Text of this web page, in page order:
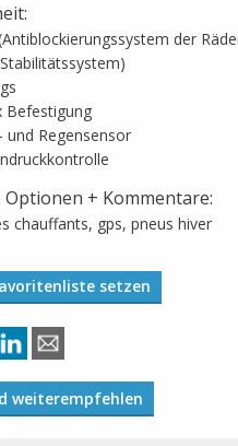
:
der
Befestigung
und Regensensor
Optionen + Kommentare:
chauffants, gps, pneus hiver
setzen
weiterempfehlen